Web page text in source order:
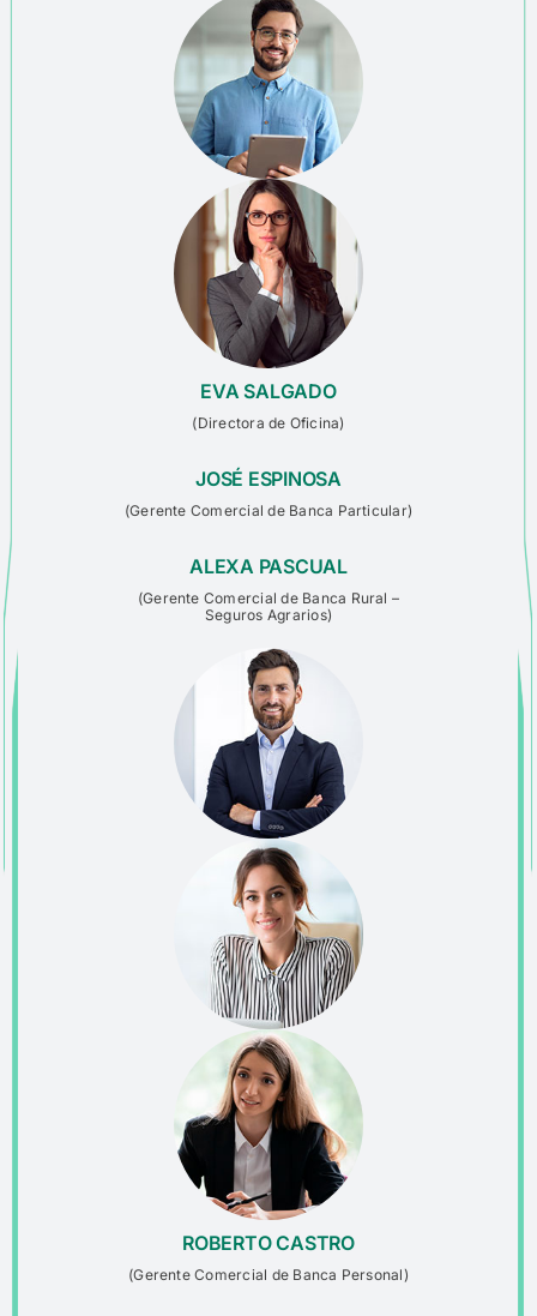
EVA SALGADO
(Directora de Oficina)
JOSÉ ESPINOSA
(Gerente Comercial de Banca Particular)
ALEXA PASCUAL
(Gerente Comercial de Banca Rural –
Seguros Agrarios)
ROBERTO CASTRO
(Gerente Comercial de Banca Personal)